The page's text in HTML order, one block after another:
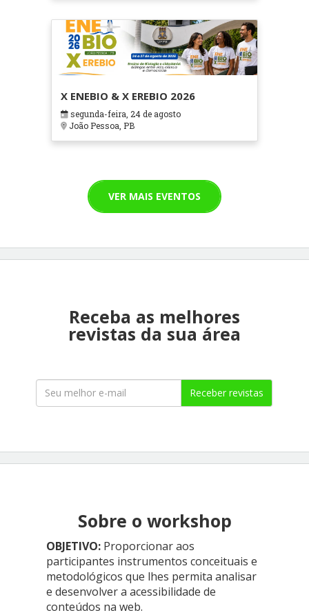
X ENEBIO & X EREBIO 2026
segunda-feira, 24 de agosto
João Pessoa, PB
VER MAIS EVENTOS
Receba as melhores
revistas da sua área
Receber revistas
Sobre o workshop
OBJETIVO: Proporcionar aos
participantes instrumentos conceituais e
metodológicos que lhes permita analisar
e desenvolver a acessibilidade de
conteúdos na web.